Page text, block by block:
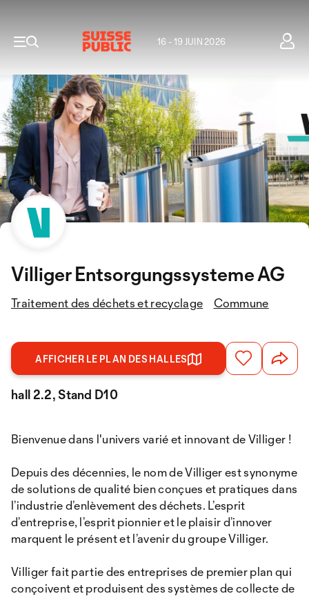
16 - 19 JUIN 2026
Villiger Entsorgungssysteme AG
Traitement des déchets et recyclage Commune
AFFICHER LE PLAN DES HALLES
hall 2.2, Stand D10
Bienvenue dans l'univers varié et innovant de Villiger !
Depuis des décennies, le nom de Villiger est synonyme
de solutions de qualité bien conçues et pratiques dans
l’industrie d’enlèvement des déchets. L’esprit
d’entreprise, l’esprit pionnier et le plaisir d’innover
marquent le présent et l’avenir du groupe Villiger.
Villiger fait partie des entreprises de premier plan qui
conçoivent et produisent des systèmes de collecte de